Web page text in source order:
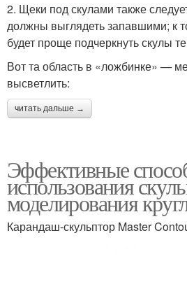
2. Щеки под скулами также
должны выглядеть запавшими; к
будет проще подчеркнуть скулы
Вот та область в «ложбинке» —
высветлить:
читать дальше →
Эффективные
использования
моделирования
Карандаш-скульптор Master